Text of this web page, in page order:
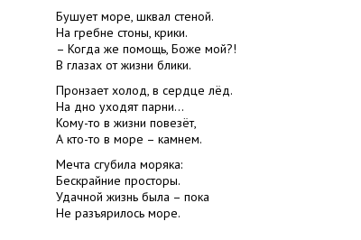
Бушует море, шквал стеной.
На гребне стоны, крики.
– Когда же помощь, Боже мой?!
В глазах от жизни блики.
Пронзает холод, в сердце лёд.
На дно уходят парни…
Кому-то в жизни повезёт,
А кто-то в море – камнем.
Мечта сгубила моряка:
Бескрайние просторы.
Удачной жизнь была – пока
Не разъярилось море.